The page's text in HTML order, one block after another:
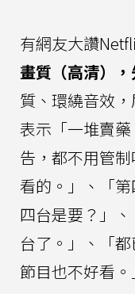
有網友大讚
畫質（高清）
質、環繞音效
表示「一堆賣
告，都不用管
看的。」、「
四台是要？」
台了。」、「
節目也不好看。